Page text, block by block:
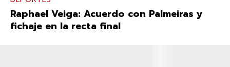
Raphael Veiga: Acuerdo con Palmeiras y
fichaje en la recta final